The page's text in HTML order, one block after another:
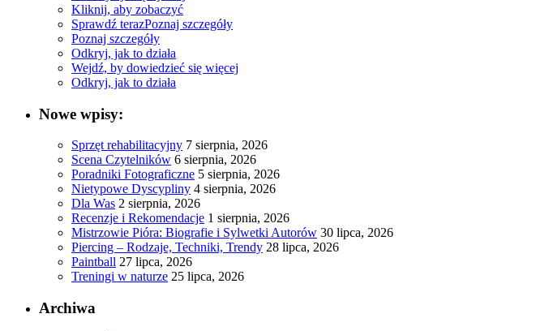
Kliknij, aby zobaczyć
Sprawdź terazPoznaj szczegóły
Poznaj szczegóły
Odkryj, jak to działa
Wejdź, by dowiedzieć się więcej
Odkryj, jak to działa
Nowe wpisy:
Sprzęt rehabilitacyjny 7 sierpnia, 2026
Scena Czytelników 6 sierpnia, 2026
Poradniki Fotograficzne 5 sierpnia, 2026
Nietypowe Dyscypliny 4 sierpnia, 2026
Dla Was 2 sierpnia, 2026
Recenzje i Rekomendacje 1 sierpnia, 2026
Mistrzowie Pióra: Biografie i Sylwetki Autorów 30 lipca, 2026
Piercing – Rodzaje, Techniki, Trendy 28 lipca, 2026
Paintball 27 lipca, 2026
Treningi w naturze 25 lipca, 2026
Archiwa